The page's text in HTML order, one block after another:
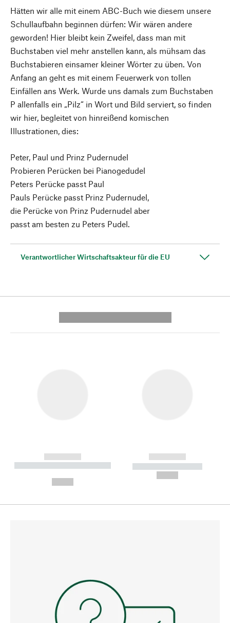
Hätten wir alle mit einem ABC-Buch wie diesem unsere
Schullaufbahn beginnen dürfen: Wir wären andere
geworden! Hier bleibt kein Zweifel, dass man mit
Buchstaben viel mehr anstellen kann, als mühsam das
Buchstabieren einsamer kleiner Wörter zu üben. Von
Anfang an geht es mit einem Feuerwerk von tollen
Einfällen ans Werk. Wurde uns damals zum Buchstaben
P allenfalls ein „Pilz“ in Wort und Bild serviert, so finden
wir hier, begleitet von hinreißend komischen
Illustrationen, dies:
Peter, Paul und Prinz Pudernudel
Probieren Perücken bei Pianogedudel
Peters Perücke passt Paul
Pauls Perücke passt Prinz Pudernudel,
die Perücke von Prinz Pudernudel aber
passt am besten zu Peters Pudel.
Verantwortlicher Wirtschaftsakteur für die EU
------------
----------- ----------- --------
------------
----------- -----------